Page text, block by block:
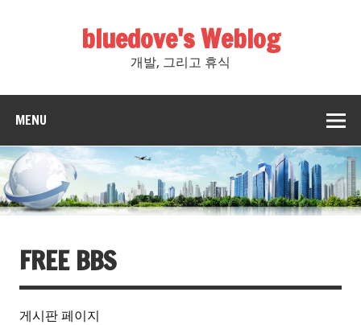
bluedove's Weblog
개발, 그리고 휴식
MENU
FREE BBS
게시판 페이지